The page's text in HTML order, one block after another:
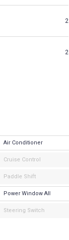
2
2
Air Conditioner
Cruise Control
Paddle Shift
Power Window All
Steering Switch